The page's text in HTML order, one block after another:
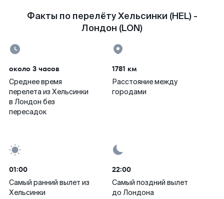
Факты по перелёту Хельсинки (HEL) -
Лондон (LON)
около 3 часов
Среднее время
перелета из Хельсинки
в Лондон без
пересадок
1781 км
Расстояние между
городами
01:00
Самый ранний вылет из
Хельсинки
22:00
Самый поздний вылет
до Лондона